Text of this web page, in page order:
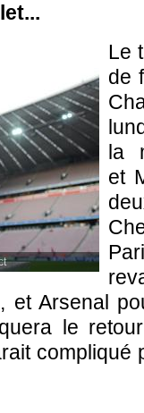
Le
de
la
et
et Arsenal
le
compliqué